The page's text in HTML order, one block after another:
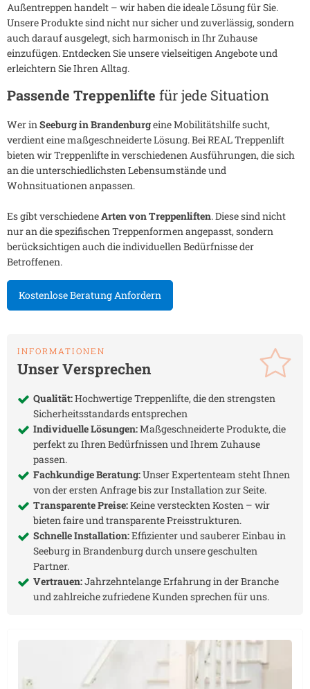
Außentreppen handelt – wir haben die ideale Lösung für Sie.
Unsere Produkte sind nicht nur sicher und zuverlässig, sondern
auch darauf ausgelegt, sich harmonisch in Ihr Zuhause
einzufügen. Entdecken Sie unsere vielseitigen Angebote und
erleichtern Sie Ihren Alltag.
Passende Treppenlifte für jede Situation
Wer inSeeburg in Brandenburgeine Mobilitätshilfe sucht,
verdient eine maßgeschneiderte Lösung. Bei REAL Treppenlift
bieten wir Treppenlifte in verschiedenen Ausführungen, die sich
an die unterschiedlichsten Lebensumstände und
Wohnsituationen anpassen.
Es gibt verschiedeneArten von Treppenliften. Diese sind nicht
nur an die spezifischen Treppenformen angepasst, sondern
berücksichtigen auch die individuellen Bedürfnisse der
Betroffenen.
Kostenlose Beratung Anfordern
INFORMATIONEN
Unser Versprechen
Qualität:Hochwertige Treppenlifte, die den strengsten
Sicherheitsstandards entsprechen
Individuelle Lösungen:Maßgeschneiderte Produkte, die
perfekt zu Ihren Bedürfnissen und Ihrem Zuhause
passen.
Fachkundige Beratung:Unser Expertenteam steht Ihnen
von der ersten Anfrage bis zur Installation zur Seite.
Transparente Preise:Keine versteckten Kosten – wir
bieten faire und transparente Preisstrukturen.
Schnelle Installation:Effizienter und sauberer Einbau in
Seeburg in Brandenburgdurch unsere geschulten
Partner.
Vertrauen:Jahrzehntelange Erfahrung in der Branche
und zahlreiche zufriedene Kunden sprechen für uns.